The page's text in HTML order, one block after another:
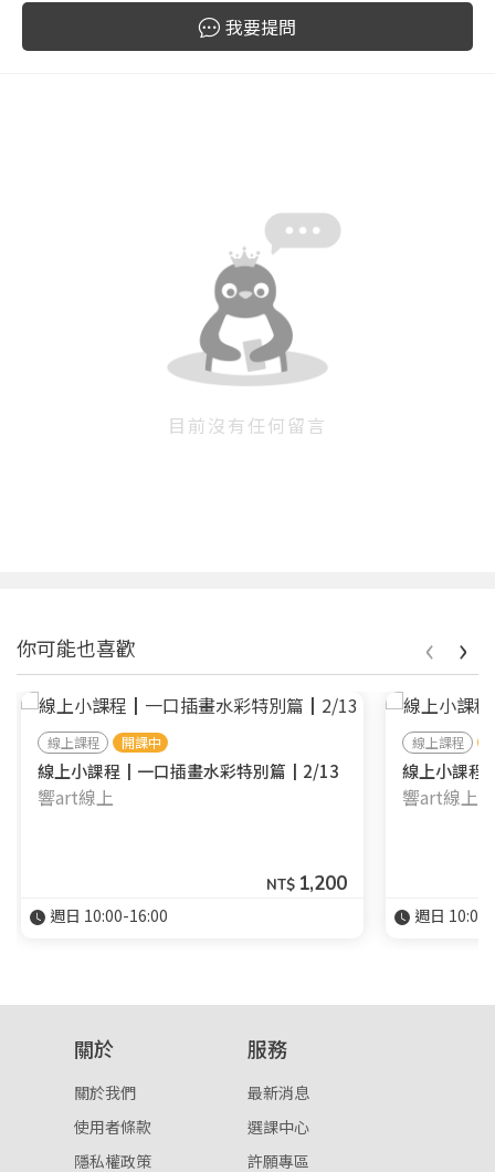
我要提問
目前沒有任何留言
你可能也喜歡
線上課程 開課中
線上小課程┃一口插畫水彩特別篇┃2/13
響art線上
NT$ 1,200
週日 10:00-16:00
線上課程
線上小課
響art線上
週日
‹ ›
關於
關於我們
使用者條款
隱私權政策
服務
最新消息
選課中心
許願專區